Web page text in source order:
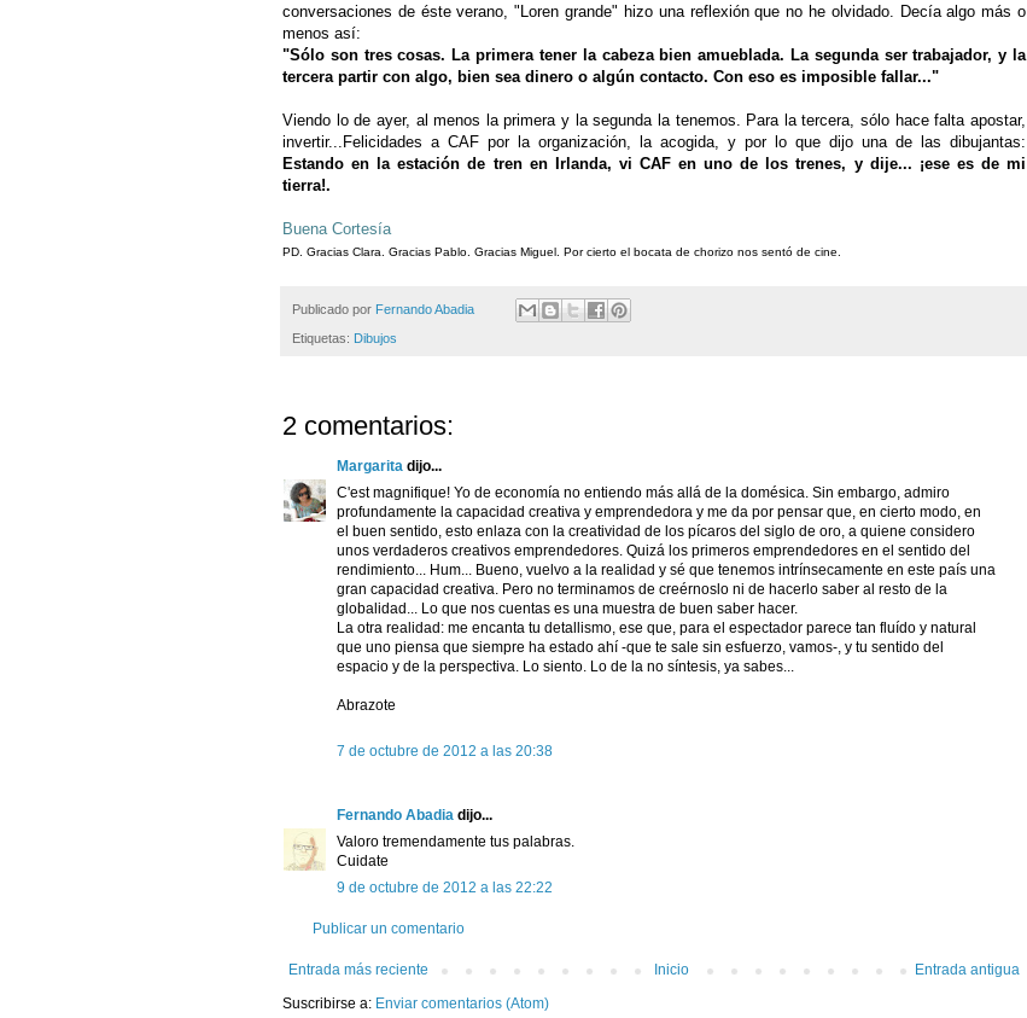
conversaciones de éste verano, "Loren grande" hizo una reflexión que no he olvidado. Decía algo más o
menos así:
"Sólo son tres cosas. La primera tener la cabeza bien amueblada. La segunda ser trabajador, y la
tercera partir con algo, bien sea dinero o algún contacto. Con eso es imposible fallar..."
Viendo lo de ayer, al menos la primera y la segunda la tenemos. Para la tercera, sólo hace falta apostar,
invertir...Felicidades a CAF por la organización, la acogida, y por lo que dijo una de las dibujantas:
Estando en la estación de tren en Irlanda, vi CAF en uno de los trenes, y dije... ¡ese es de mi
tierra!.
Buena Cortesía
PD. Gracias Clara. Gracias Pablo. Gracias Miguel. Por cierto el bocata de chorizo nos sentó de cine.
Publicado por Fernando Abadia
Etiquetas: Dibujos
2 comentarios:
Margarita dijo...
C'est magnifique! Yo de economía no entiendo más allá de la domésica. Sin embargo, admiro
profundamente la capacidad creativa y emprendedora y me da por pensar que, en cierto modo, en
el buen sentido, esto enlaza con la creatividad de los pícaros del siglo de oro, a quiene considero
unos verdaderos creativos emprendedores. Quizá los primeros emprendedores en el sentido del
rendimiento... Hum... Bueno, vuelvo a la realidad y sé que tenemos intrínsecamente en este país una
gran capacidad creativa. Pero no terminamos de creérnoslo ni de hacerlo saber al resto de la
globalidad... Lo que nos cuentas es una muestra de buen saber hacer.
La otra realidad: me encanta tu detallismo, ese que, para el espectador parece tan fluído y natural
que uno piensa que siempre ha estado ahí -que te sale sin esfuerzo, vamos-, y tu sentido del
espacio y de la perspectiva. Lo siento. Lo de la no síntesis, ya sabes...
Abrazote
7 de octubre de 2012 a las 20:38
Fernando Abadia dijo...
Valoro tremendamente tus palabras.
Cuidate
9 de octubre de 2012 a las 22:22
Publicar un comentario
Entrada más reciente Entrada antigua
Inicio
Suscribirse a: Enviar comentarios (Atom)